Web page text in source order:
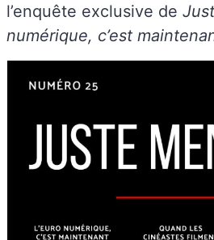
l’enquête exclusive de
numérique, c’est